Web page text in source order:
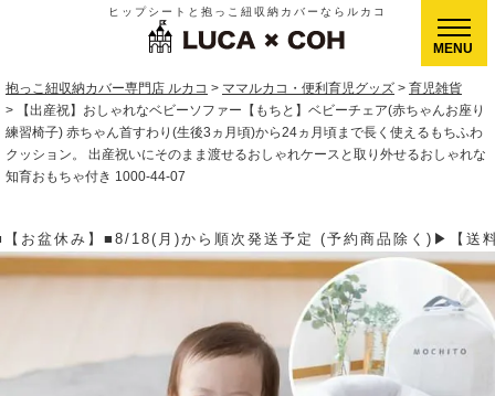
ヒップシートと抱っこ紐収納カバーならルカコ
抱っこ紐収納カバー専門店 ルカコ ママルカコ・便利育児グッズ
育児雑貨
【出産祝】おしゃれなベビーソファー【もちと】ベビーチェア(赤ちゃんお座り
練習椅子) 赤ちゃん首すわり(生後3ヵ月頃)から24ヵ月頃まで長く使えるもちふわ
クッション。 出産祝いにそのまま渡せるおしゃれケースと取り外せるおしゃれな
知育おもちゃ付き 1000-44-07
品除く)▶【送料】ゆうパケット400円(全国一律)、ゆうパ